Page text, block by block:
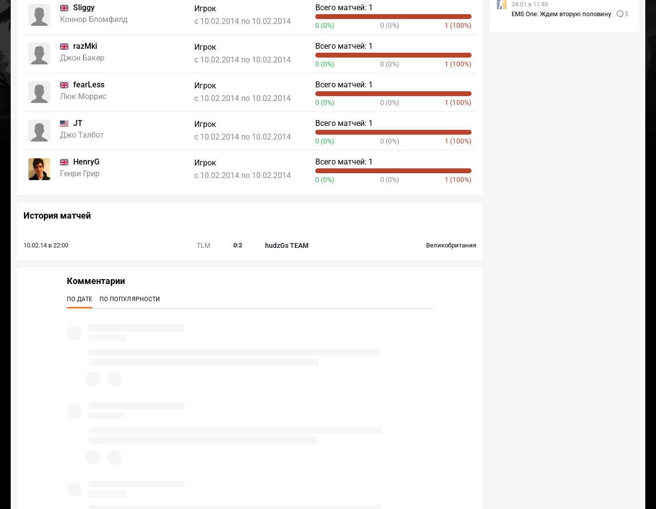
Sliggy
Коннор Бломфилд
Игрок
c 10.02.2014 по 10.02.2014
Всего матчей: 1
0 (0%) 0 (0%) 1 (100%)
razMki
Джон Бакер
Игрок
c 10.02.2014 по 10.02.2014
Всего матчей: 1
0 (0%) 0 (0%) 1 (100%)
fearLess
Люк Моррис
Игрок
c 10.02.2014 по 10.02.2014
Всего матчей: 1
0 (0%) 0 (0%) 1 (100%)
JT
Джо Талбот
Игрок
c 10.02.2014 по 10.02.2014
Всего матчей: 1
0 (0%) 0 (0%) 1 (100%)
HenryG
Генри Грир
Игрок
c 10.02.2014 по 10.02.2014
Всего матчей: 1
0 (0%) 0 (0%) 1 (100%)
История матчей
10.02.14 в 22:00 TLM hudzGs TEAM
0:2 Великобритания
24.01 в 11:45
EMS One: Ждем вторую половину
5
Комментарии
ПО ДАТЕ ПО ПОПУЛЯРНОСТИ